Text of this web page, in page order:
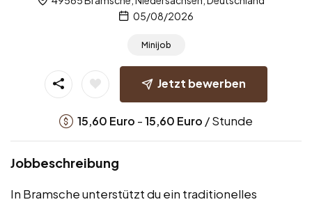
05/08/2026
Minijob
Jetzt bewerben
15,60 Euro -15,60 Euro / Stunde
Jobbeschreibung
In Bramsche unterstützt du ein traditionelles